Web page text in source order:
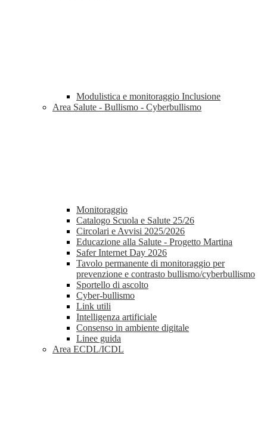
Modulistica e monitoraggio Inclusione
Area Salute - Bullismo - Cyberbullismo
Monitoraggio
Catalogo Scuola e Salute 25/26
Circolari e Avvisi 2025/2026
Educazione alla Salute - Progetto Martina
Safer Internet Day 2026
Tavolo permanente di monitoraggio per
prevenzione e contrasto bullismo/cyberbullismo
Sportello di ascolto
Cyber-bullismo
Link utili
Intelligenza artificiale
Consenso in ambiente digitale
Linee guida
Area ECDL/ICDL